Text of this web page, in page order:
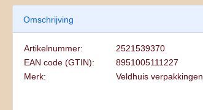
Omschrijving
Artikelnummer:
2521539370
EAN code (GTIN):
8951005111227
Merk:
Veldhuis verpakkingen